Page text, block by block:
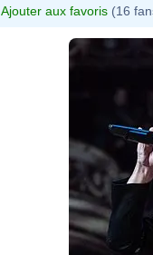
Ajouter aux favoris (16